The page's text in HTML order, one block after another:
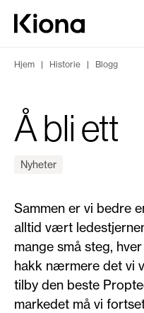
Hopp til innhold
Gå til forsiden
Hjem | Historie | Blogg
Å bli ett
Nyheter
Sammen er vi bedre
alltid vært
mange små steg,
hakk nærmere det vi
tilby den beste
markedet må vi